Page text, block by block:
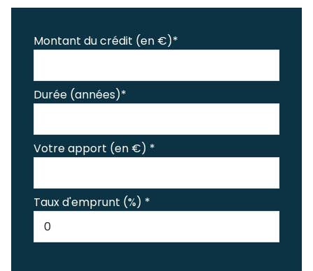
Montant du crédit (en €)*
Durée (années)*
Votre apport (en €) *
Taux d'emprunt (%) *